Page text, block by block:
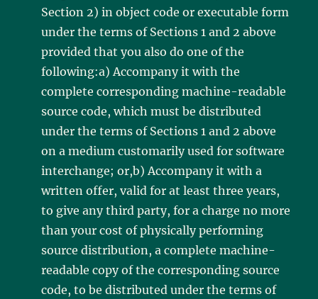
Section 2) in object code or executable form
under the terms of Sections 1 and 2 above
provided that you also do one of the
following:a) Accompany it with the
complete corresponding machine-readable
source code, which must be distributed
under the terms of Sections 1 and 2 above
on a medium customarily used for software
interchange; or,b) Accompany it with a
written offer, valid for at least three years,
to give any third party, for a charge no more
than your cost of physically performing
source distribution, a complete machine-
readable copy of the corresponding source
code, to be distributed under the terms of